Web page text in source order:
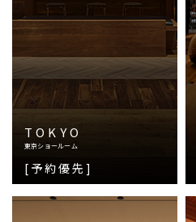
TOKYO
東京ショールーム
[予約優先]